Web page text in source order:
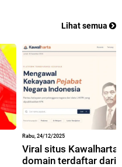
Lihat semua
Rabu, 24/12/2025
Viral situs
domain terdaftar dari